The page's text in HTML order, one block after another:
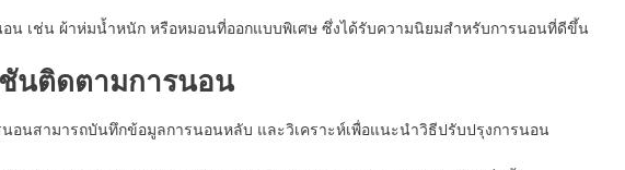
น เช่น ผ้าห่มน้ำหนัก หรือหมอนที่ออกแบบพิเศษ ซึ่งได้รับความนิยมสำหรับการนอนที่ดีขึ้น
นติดตามการนอน
อนสามารถบันทึกข้อมูลการนอนหลับ และวิเคราะห์เพื่อแนะนำวิธีปรับปรุงการนอน